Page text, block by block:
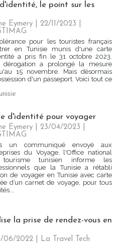
le point sur les
Eymery | 22/11/2023
pour les touristes français
en Tunisie munis d'une carte
a pris fin le 31 octobre 2023.
dérogation a prolongé la mesure
15 novembre. Mais désormais
d'un passeport. Voici tout ce
d'identité pour voyager
Eymery | 23/04/2023
un communiqué envoyé aux
du Voyage, l'Office national
tunisien informe les
que la Tunisie a rétabli
de voyager en Tunisie avec carte
d’un carnet de voyage, pour tous
la prise de rendez-vous en
06/2022
La Travel Tech